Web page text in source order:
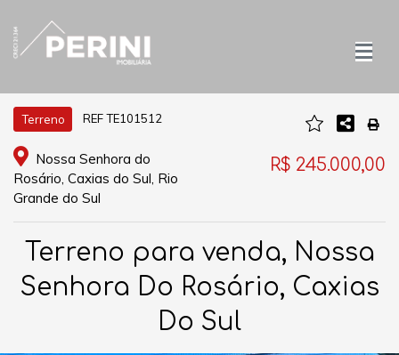
Terreno REF TE101512
Nossa Senhora do
Rosário, Caxias do Sul, Rio
Grande do Sul
R$ 245.000,00
Terreno para venda, Nossa
Senhora Do Rosário, Caxias
Do Sul